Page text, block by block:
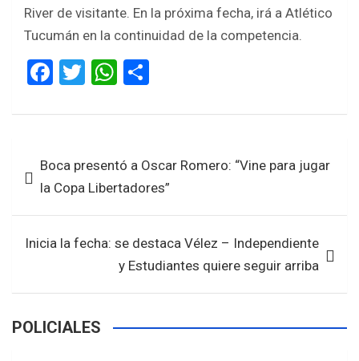
River de visitante. En la próxima fecha, irá a Atlético
Tucumán en la continuidad de la competencia.
F
ce
o
o
k
T
tt
W
at
A
p
p
ar
de
entradas
Boca presentó a Oscar Romero: “Vine para jugar
la Copa Libertadores”
Inicia la fecha: se destaca Vélez – Independiente
y Estudiantes quiere seguir arriba
POLICIALES